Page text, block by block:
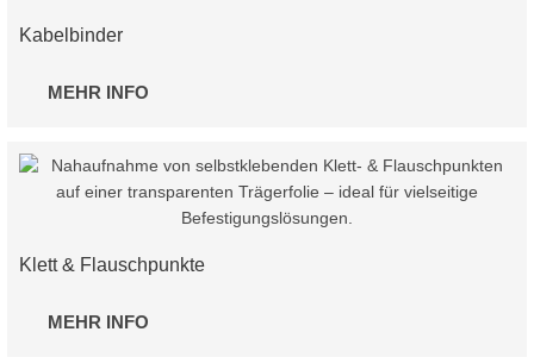
Kabelbinder
MEHR INFO
Klett & Flauschpunkte
MEHR INFO